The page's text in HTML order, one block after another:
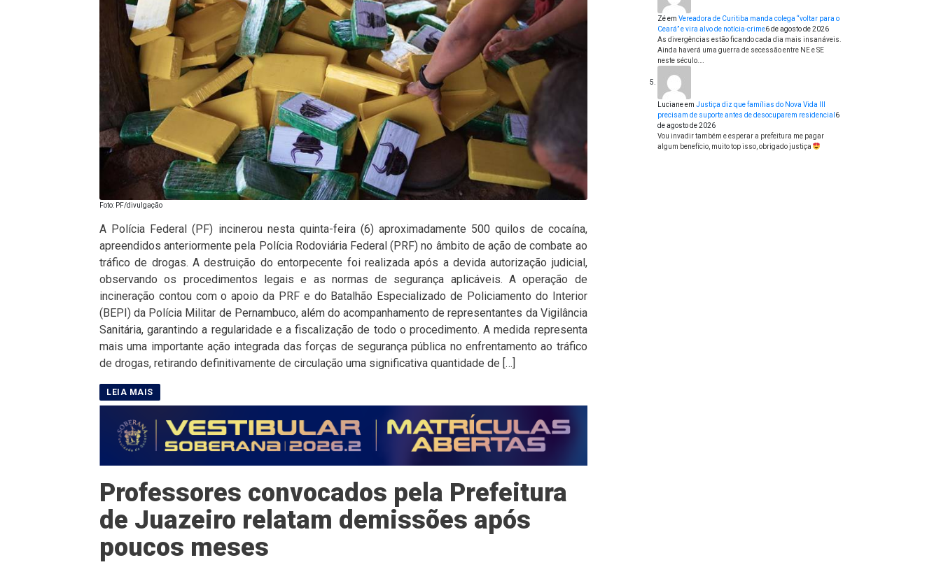
Foto: PF/divulgação
A Polícia Federal (PF) incinerou nesta quinta-feira (6) aproximadamente 500 quilos de cocaína,
apreendidos anteriormente pela Polícia Rodoviária Federal (PRF) no âmbito de ação de combate ao
tráfico de drogas. A destruição do entorpecente foi realizada após a devida autorização judicial,
observando os procedimentos legais e as normas de segurança aplicáveis. A operação de
incineração contou com o apoio da PRF e do Batalhão Especializado de Policiamento do Interior
(BEPI) da Polícia Militar de Pernambuco, além do acompanhamento de representantes da Vigilância
Sanitária, garantindo a regularidade e a fiscalização de todo o procedimento. A medida representa
mais uma importante ação integrada das forças de segurança pública no enfrentamento ao tráfico
de drogas, retirando definitivamente de circulação uma significativa quantidade de […]
Professores convocados pela Prefeitura
de Juazeiro relatam demissões após
poucos meses
Zéem Vereadora de Curitiba manda colega “voltar para o
Ceará” e vira alvo de notícia-crime6 de agosto de 2026
As divergências estão ficando cada dia mais insanáveis.
Ainda haverá uma guerra de secessão entre NE e SE
neste século.…
Lucianeem Justiça diz que famílias do Nova Vida III
precisam de suporte antes de desocuparem residencial 6
de agosto de 2026
Vou invadir também e esperar a prefeitura me pagar
algum benefício, muito top isso, obrigado justiça